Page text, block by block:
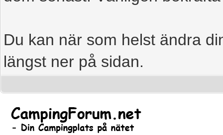
Du kan när som helst ändra
längst ner på sidan.